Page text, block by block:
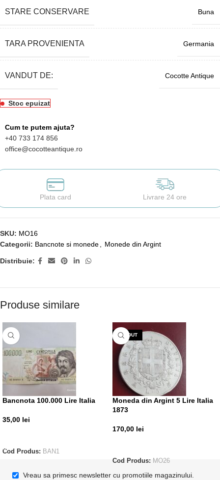
STARE CONSERVARE Buna
TARA PROVENIENTA Germania
VANDUT DE: Cocotte Antique
Stoc epuizat
Cum te putem ajuta?
+40 733 174 856
office@cocotteantique.ro
Plata card Livrare 24 ore
SKU: MO16
Categorii: Bancnote si monede Monede din Argint
Distribuie:
Produse similare
Bancnota 100.000 Lire Italia
35,00 lei
Cod Produs: BAN1
VÂNDUT
Moneda din Argint 5 Lire Italia
1873
170,00 lei
Cod Produs: MO26
Vreau sa primesc newsletter cu promotiile magazinului.